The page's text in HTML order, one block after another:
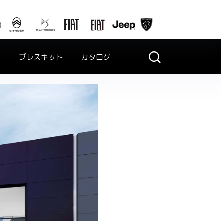
プレスキット カタログ